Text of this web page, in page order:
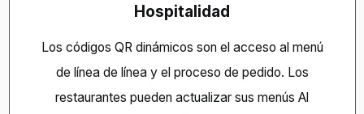
Hospitalidad
Los códigos QR dinámicos son el acceso al menú
de línea de línea y el proceso de pedido. Los
restaurantes pueden actualizar sus menús Al